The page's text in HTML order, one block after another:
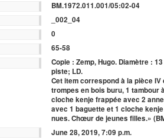
BM.1972.011.001/05:02-04
_002_04
0
65-58
Copie : Zemp, Hugo. Diamètre :
piste; LD.
Cet item correspond à la pièce
trompes en bois buru, 1 tambour
cloche kenje frappée avec 2
avec 1 baguette et 1 cloche
nues. Chœur de jeunes filles.»
June 28, 2019, 7:09 p.m.